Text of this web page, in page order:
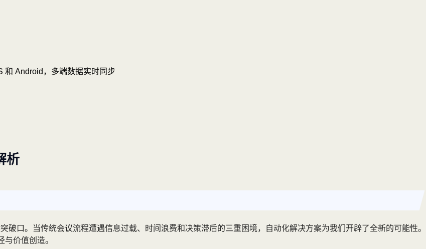
和 Android，多端数据实时同步
析
口。当传统会议流程遭遇信息过载、时间浪费和决策滞后的三重困境，自动化解决方案为我们开辟了全新的可能性。
价值创造。